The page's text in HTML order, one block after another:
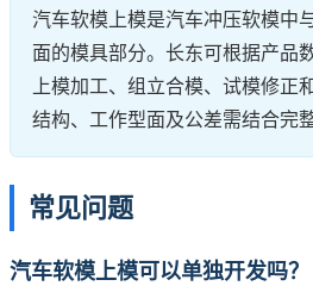
汽车软模上模是汽车冲压软模中
面的模具部分。长东可根据产品
上模加工、组立合模、试模修正
结构、工作型面及公差需结合完
常见问题
汽车软模上模可以单独开发吗？